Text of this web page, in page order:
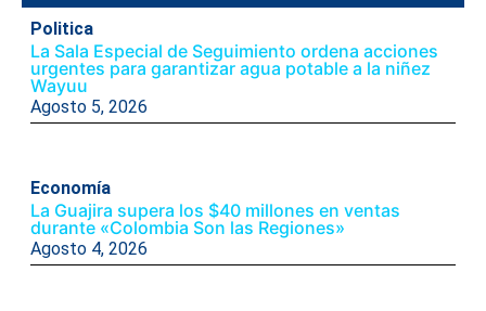
Politica
La Sala Especial de Seguimiento ordena acciones
urgentes para garantizar agua potable a la niñez
Wayuu
Agosto 5, 2026
Economía
La Guajira supera los $40 millones en ventas
durante «Colombia Son las Regiones»
Agosto 4, 2026